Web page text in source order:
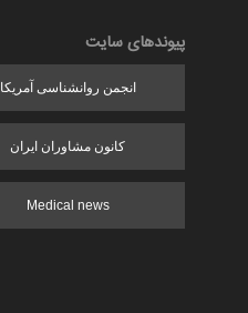
پیوندهای سایت
انجمن روانشناسی آمریکا
کانون مشاوران ایران
Medical news